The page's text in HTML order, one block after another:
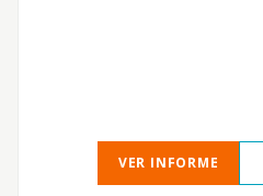
VER INFORME